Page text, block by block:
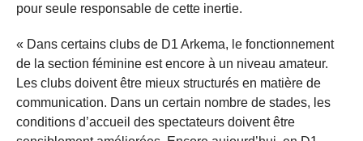
pour seule responsable de cette inertie.
« Dans certains clubs de D1 Arkema, le fonctionnement
de la section féminine est encore à un niveau amateur.
Les clubs doivent être mieux structurés en matière de
communication. Dans un certain nombre de stades, les
conditions d’accueil des spectateurs doivent être